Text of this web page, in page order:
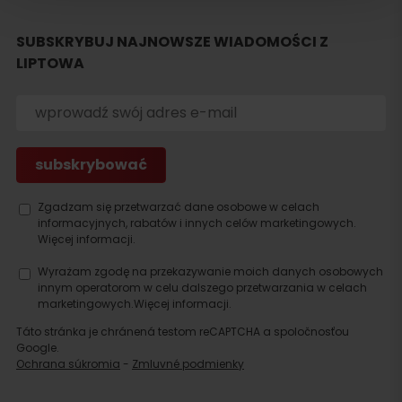
Szukaj
SUBSKRYBUJ NAJNOWSZE WIADOMOŚCI Z
LIPTOWA
Zgadzam się przetwarzać dane osobowe w celach
informacyjnych, rabatów i innych celów marketingowych.
Więcej informacji.
Wyrażam zgodę na przekazywanie moich danych osobowych
innym operatorom w celu dalszego przetwarzania w celach
marketingowych.Więcej informacji.
Táto stránka je chránená testom reCAPTCHA a spoločnosťou
Google.
Ochrana súkromia - Zmluvné podmienky